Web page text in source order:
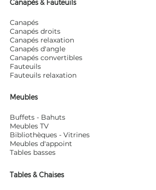
Canapés & Fauteuils
Canapés
Canapés droits
Canapés relaxation
Canapés d'angle
Canapés convertibles
Fauteuils
Fauteuils relaxation
Meubles
Buffets - Bahuts
Meubles TV
Bibliothèques - Vitrines
Meubles d'appoint
Tables basses
Tables & Chaises